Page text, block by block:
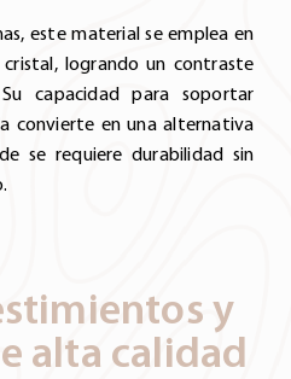
este material se emplea en
logrando un contraste
capacidad para soportar
convierte en una alternativa
se requiere durabilidad sin
y
alta calidad